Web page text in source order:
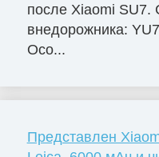
после Xiaomi SU7.
внедорожника:
Осо...
Представлен